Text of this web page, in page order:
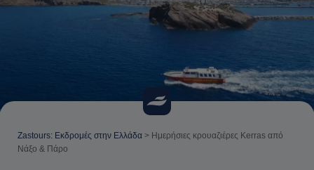
Zastours: Εκδρομές στην Ελλάδα > Ημερήσιες κρουαζιέρες Kerras από
Νάξο & Πάρο